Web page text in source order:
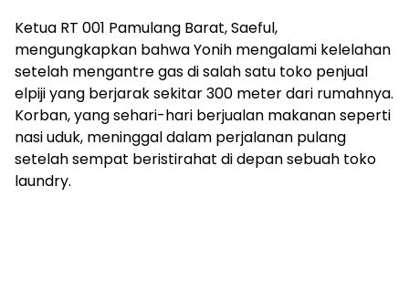
Ketua RT 001 Pamulang Barat, Saeful,
mengungkapkan bahwa Yonih mengalami kelelahan
setelah mengantre gas di salah satu toko penjual
elpiji yang berjarak sekitar 300 meter dari rumahnya.
Korban, yang sehari-hari berjualan makanan seperti
nasi uduk, meninggal dalam perjalanan pulang
setelah sempat beristirahat di depan sebuah toko
laundry.